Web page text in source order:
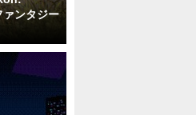
ンタジー